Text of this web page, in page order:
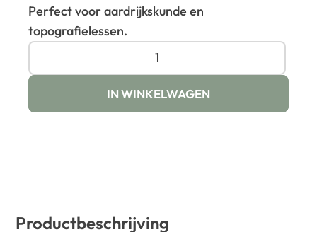
Perfect voor aardrijkskunde en
topografielessen.
IN WINKELWAGEN
Productbeschrijving